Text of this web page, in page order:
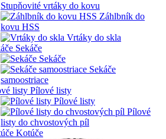
Stupňovité vrtáky do kovu
Záhlbník do
kovu HSS
Vrtáky do skla
Sekáče
Sekáče
Sekáče
samoostriace
Pílové listy
Pílové listy
Pílové
listy do chvostových píl
Kotúče